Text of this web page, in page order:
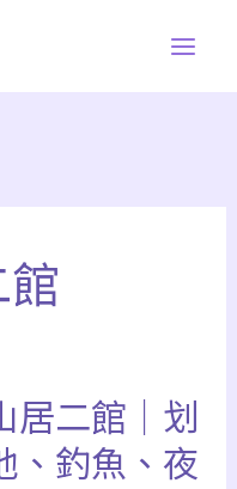
居二館｜划
、釣魚、夜